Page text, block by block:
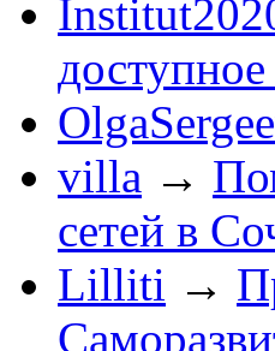
villa →
сетей в
Lilliti →